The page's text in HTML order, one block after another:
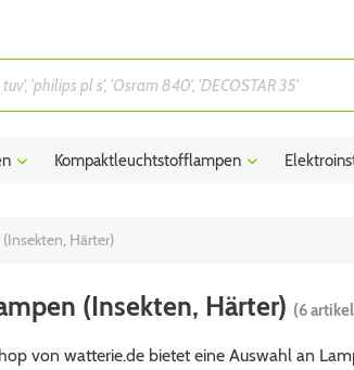
Kompaktleuchtstofflampen
Härter)
(Insekten, Härter) (6
von watterie.de bietet eine Auswahl an